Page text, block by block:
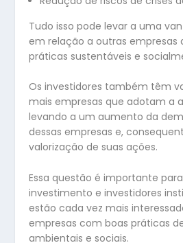
Tudo isso pode levar a uma
em relação a outras empresas
práticas sustentáveis e
Os investidores também têm
mais empresas que adotam a
levando a um aumento da
dessas empresas e,
valorização de suas ações.
Essa questão é importante
investimento e investidores
estão cada vez mais
empresas com boas práticas
ambientais e sociais.